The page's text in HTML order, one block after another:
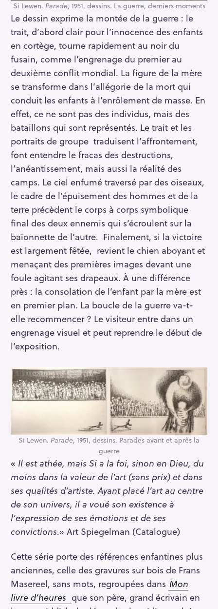
Si Lewen. Parade, 1951, dessins. La guerre, derniers moments
Le dessin exprime la montée de la guerre : le
trait, d’abord clair pour l’innocence des enfants
en cortège, tourne rapidement au noir du
fusain, comme l’engrenage du premier au
deuxième conflit mondial. La figure de la mère
se transforme dans l’allégorie de la mort qui
conduit les enfants à l’enrôlement de masse. En
effet, ce ne sont pas des individus, mais des
bataillons qui sont représentés. Le trait et les
portraits de groupe traduisent l’affrontement,
font entendre le fracas des destructions,
l’anéantissement, mais aussi la réalité des
camps. Le ciel enfumé traversé par des oiseaux,
le cadre de l’épuisement des hommes et de la
terre précèdent le corps à corps symbolique
final des deux ennemis qui s’écroulent sur la
baïonnette de l’autre. Finalement, si la victoire
est largement fêtée, revient le chien aboyant et
menaçant des premières images devant une
foule agitant ses drapeaux. À une différence
près : la consolation de l’enfant par la mère est
en premier plan. La boucle de la guerre va-t-
elle recommencer ? Le visiteur entre dans un
engrenage visuel et peut reprendre le début de
l’exposition.
Si Lewen. Parade, 1951, dessins. Parades avant et après la
guerre
« Il est athée, mais Si a la foi, sinon en Dieu, du
moins dans la valeur de l’art (sans prix) et dans
ses qualités d’artiste. Ayant placé l’art au centre
de son univers, il a voué son existence à
l’expression de ses émotions et de ses
convictions.» Art Spiegelman (Catalogue)
Cette série porte des références enfantines plus
anciennes, celle des gravures sur bois de Frans
Masereel, sans mots, regroupées dans Mon
livre d’heures que son père, grand écrivain en
S
a